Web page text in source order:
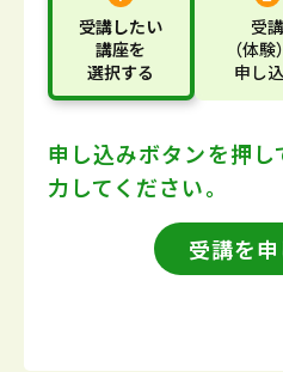
受講したい
講座を
選択する
受講
（体験）
申し
申し込みボタンを押し
力してください。
受講を